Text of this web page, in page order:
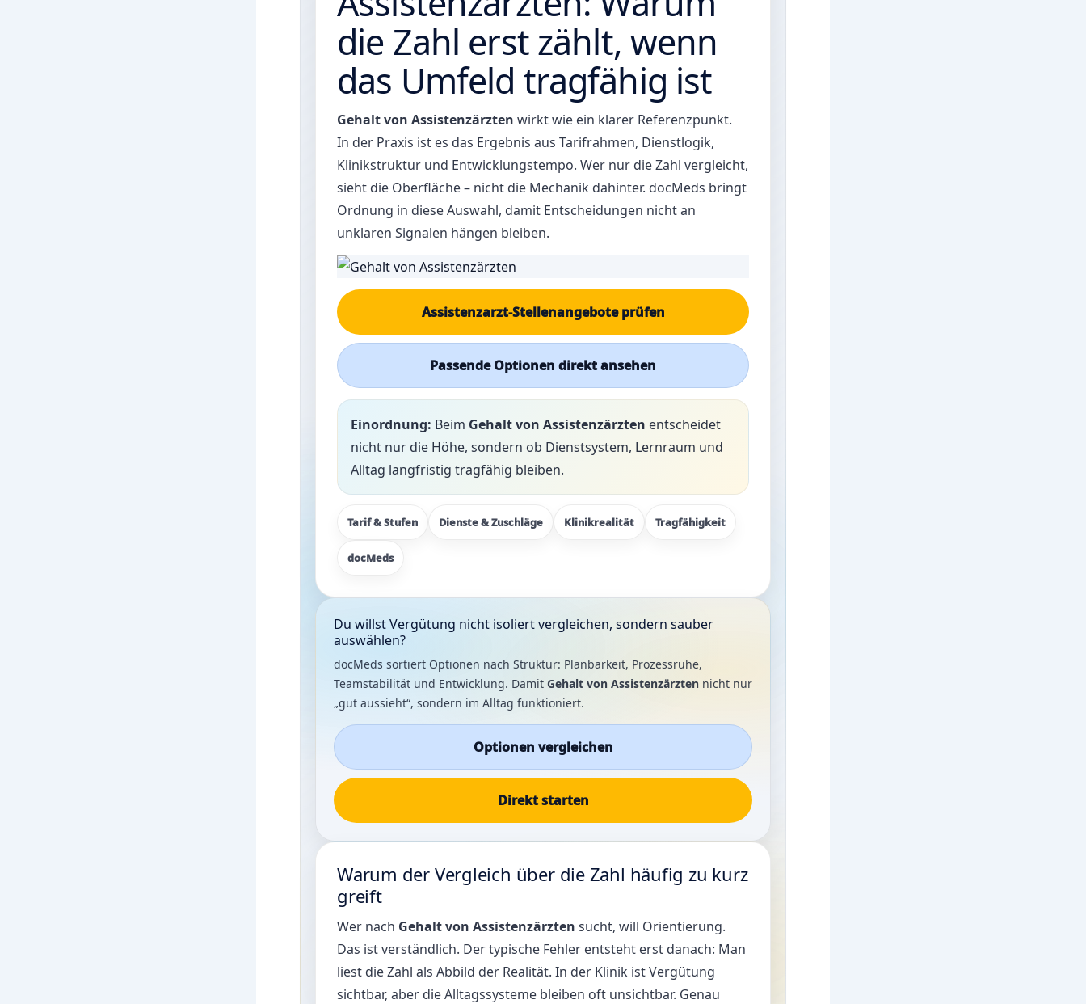
die Zahl erst zählt, wenn
das Umfeld tragfähig ist
Gehalt von Assistenzärzten wirkt wie ein klarer Referenzpunkt.
In der Praxis ist es das Ergebnis aus Tarifrahmen, Dienstlogik,
Klinikstruktur und Entwicklungstempo. Wer nur die Zahl vergleicht,
sieht die Oberfläche – nicht die Mechanik dahinter. docMeds bringt
Ordnung in diese Auswahl, damit Entscheidungen nicht an
unklaren Signalen hängen bleiben.
Assistenzarzt-Stellenangebote prüfen
Passende Optionen direkt ansehen
Einordnung: Beim Gehalt von Assistenzärzten entscheidet
nicht nur die Höhe, sondern ob Dienstsystem, Lernraum und
Alltag langfristig tragfähig bleiben.
Tarif & Stufen Dienste & Zuschläge Klinikrealität Tragfähigkeit
docMeds
Du willst Vergütung nicht isoliert vergleichen, sondern sauber
auswählen?
docMeds sortiert Optionen nach Struktur: Planbarkeit, Prozessruhe,
Teamstabilität und Entwicklung. Damit Gehalt von Assistenzärzten nicht nur
„gut aussieht“, sondern im Alltag funktioniert.
Optionen vergleichen
Direkt starten
Warum der Vergleich über die Zahl häufig zu kurz
greift
Wer nach Gehalt von Assistenzärzten sucht, will Orientierung.
Das ist verständlich. Der typische Fehler entsteht erst danach: Man
liest die Zahl als Abbild der Realität. In der Klinik ist Vergütung
sichtbar, aber die Alltagssysteme bleiben oft unsichtbar. Genau